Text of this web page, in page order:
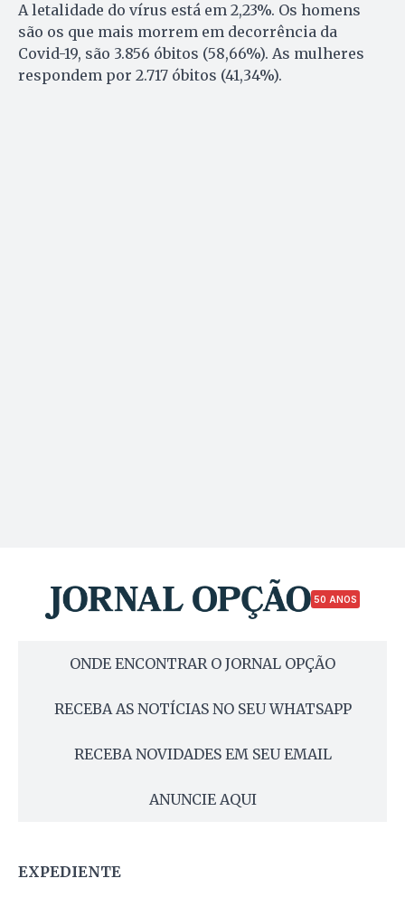
A letalidade do vírus está em 2,23%. Os homens
são os que mais morrem em decorrência da
Covid-19, são 3.856 óbitos (58,66%). As mulheres
respondem por 2.717 óbitos (41,34%).
50 ANOS
ONDE ENCONTRAR O JORNAL OPÇÃO
RECEBA AS NOTÍCIAS NO SEU WHATSAPP
RECEBA NOVIDADES EM SEU EMAIL
ANUNCIE AQUI
EXPEDIENTE